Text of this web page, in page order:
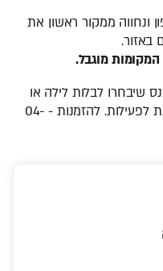
ונחווה ממקור ראשון את
באזור.
מוגבל.
שיבחרו לבלות לילה או
סופ"ש צפוני במלון גליליון, שחוזר כעת לפעילות. להזמנות - 04-